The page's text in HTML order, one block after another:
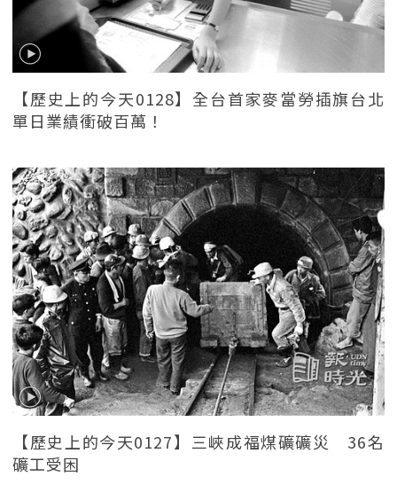
【歷史上的今天0128】全台首家麥當勞插旗台北
單日業績衝破百萬！
【歷史上的今天0127】三峽成福煤礦礦災 36名
礦工受困